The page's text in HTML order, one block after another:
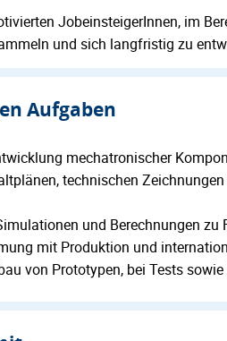
JobeinsteigerInnen, im
und sich langfristig zu
Aufgaben
mechatronischer
technischen
und Berechnungen
mit Produktion und
von Prototypen, bei Tests